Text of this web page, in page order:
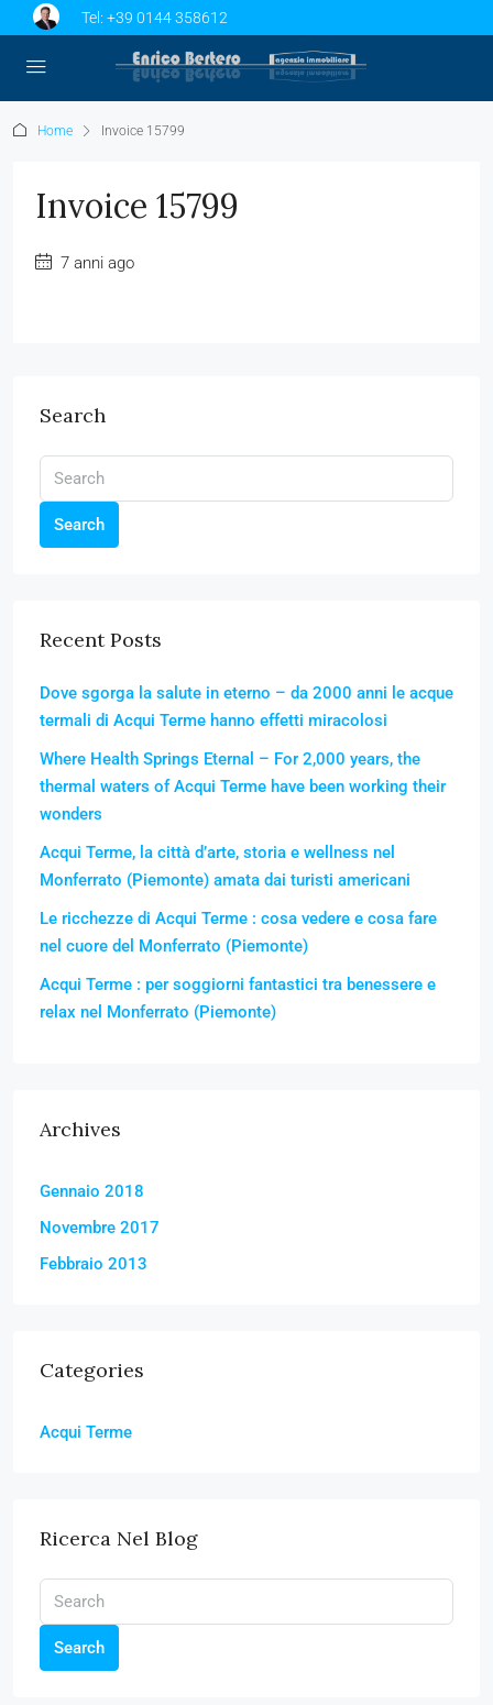
Tel: +39 0144 358612
Home Invoice 15799
Invoice 15799
7 anni ago
Search
Search
Recent Posts
Dove sgorga la salute in eterno – da 2000 anni le acque
termali di Acqui Terme hanno effetti miracolosi
Where Health Springs Eternal – For 2,000 years, the
thermal waters of Acqui Terme have been working their
wonders
Acqui Terme, la città d’arte, storia e wellness nel
Monferrato (Piemonte) amata dai turisti americani
Le ricchezze di Acqui Terme : cosa vedere e cosa fare
nel cuore del Monferrato (Piemonte)
Acqui Terme : per soggiorni fantastici tra benessere e
relax nel Monferrato (Piemonte)
Archives
Gennaio 2018
Novembre 2017
Febbraio 2013
Categories
Acqui Terme
Ricerca Nel Blog
Search